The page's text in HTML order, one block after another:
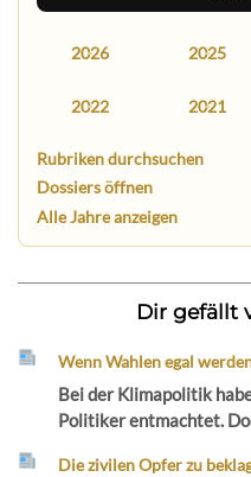
2026 2025
2022 2021
Rubriken durchsuchen
Dossiers öffnen
Alle Jahre anzeigen
Dir gefällt
Wenn Wahlen egal
Bei der Klimapolitik
Politiker entmachtet.
Die zivilen Opfer zu